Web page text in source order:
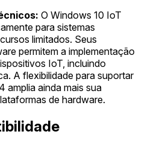
O Windows 10 IoT
para sistemas
limitados. Seus
permitem a implementação
IoT, incluindo
A flexibilidade para suportar
amplia ainda mais sua
de hardware.